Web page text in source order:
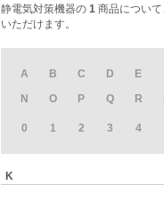
静電気対策機器の 1 商品につい
いただけます。
A B C D E
N
O P Q R
0 1 2 3 4
K